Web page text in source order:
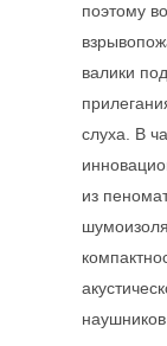
поэтому
валики
слуха. В
из